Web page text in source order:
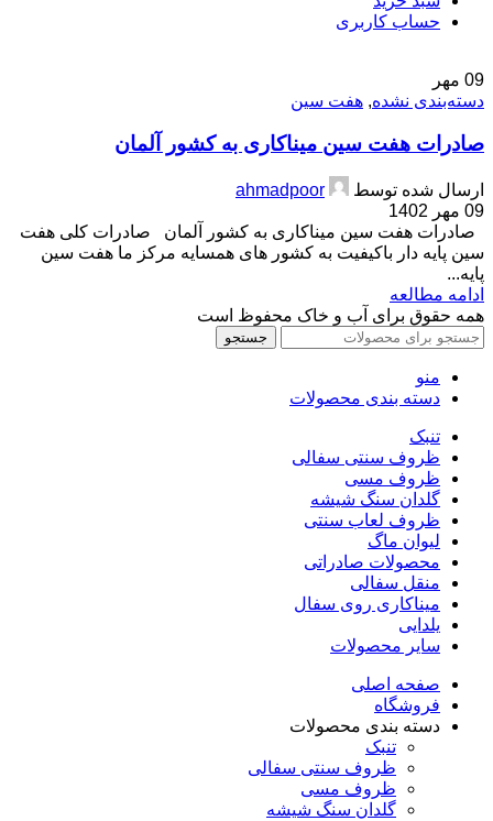
حساب کاربری
09 مهر
دسته‌بندی نشده, هفت سین
صادرات هفت سین میناکاری به کشور آلمان
ارسال شده توسط
ahmadpoor
09 مهر 1402
صادرات هفت سین میناکاری به کشور آلمان صادرات کلی هفت
سین پایه دار باکیفیت به کشور های همسایه مرکز ما هفت سین
پایه...
ادامه مطالعه
همه حقوق برای آب و خاک محفوظ است
جستجو
منو
دسته بندی محصولات
تنبک
ظروف سنتی سفالی
ظروف مسی
گلدان سنگ شیشه
ظروف لعاب سنتی
لیوان ماگ
محصولات صادراتی
منقل سفالی
میناکاری روی سفال
یلدایی
سایر محصولات
صفحه اصلی
فروشگاه
دسته بندی محصولات
تنبک
ظروف سنتی سفالی
ظروف مسی
گلدان سنگ شیشه